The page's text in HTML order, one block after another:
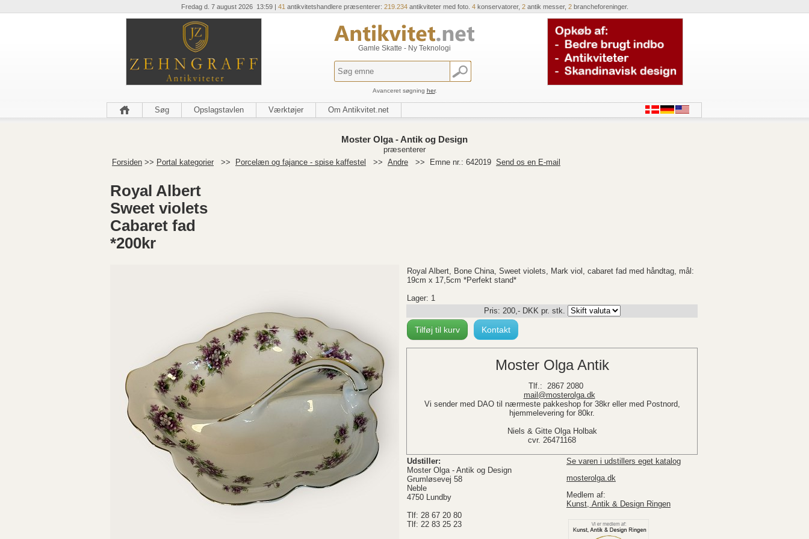
Fredag d. 7 august 2026 13:59 | 41 antikvitetshandlere præsenterer: 219.234antikviteter med foto. 4konservatorer, 2antik messer, 2brancheforeninger.
Gamle Skatte - Ny Teknologi
Avanceret søgning her.
Søg Opslagstavlen Værktøjer Om Antikvitet.net
Moster Olga - Antik og Design
præsenterer
Forsiden >> Portal kategorier >> Porcelæn og fajance - spise kaffestel >> Andre >> Emne nr.: 642019 Send os en E-mail
Royal Albert
Sweet violets
Cabaret fad
*200kr
Royal Albert, Bone China, Sweet violets, Mark viol, cabaret fad med håndtag, mål:
19cm x 17,5cm *Perfekt stand*
Lager: 1
Pris: 200,- DKKpr. stk.
Tilføj til kurv Kontakt
Moster Olga Antik
Tlf.: 2867 2080
mail@mosterolga.dk
Vi sender med DAO til nærmeste pakkeshop for 38kr eller med Postnord,
hjemmelevering for 80kr.
Niels & Gitte Olga Holbak
cvr. 26471168
Udstiller:
Moster Olga - Antik og Design
Grumløsevej 58
Neble
4750 Lundby
Tlf: 28 67 20 80
Tlf: 22 83 25 23
Se varen i udstillers eget katalog
mosterolga.dk
Medlem af:
Kunst, Antik & Design Ringen